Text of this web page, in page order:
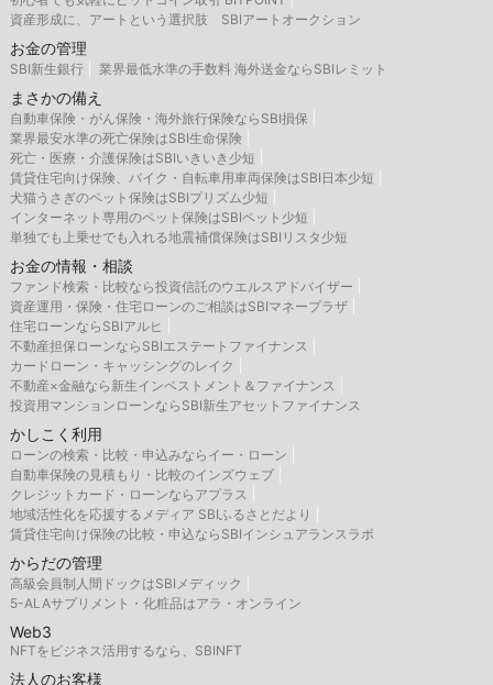
資産形成に、アートという選択肢 SBIアートオークション
お金の管理
SBI新生銀行 業界最低水準の手数料 海外送金ならSBIレミット
まさかの備え
自動車保険・がん保険・海外旅行保険ならSBI損保
業界最安水準の死亡保険はSBI生命保険
死亡・医療・介護保険はSBIいきいき少短
賃貸住宅向け保険、バイク・自転車用車両保険はSBI日本少短
犬猫うさぎのペット保険はSBIプリズム少短
インターネット専用のペット保険はSBIペット少短
単独でも上乗せでも入れる地震補償保険はSBIリスタ少短
お金の情報・相談
ファンド検索・比較なら投資信託のウエルスアドバイザー
資産運用・保険・住宅ローンのご相談はSBIマネープラザ
住宅ローンならSBIアルヒ
不動産担保ローンならSBIエステートファイナンス
カードローン・キャッシングのレイク
不動産×金融なら新生インベストメント＆ファイナンス
投資用マンションローンならSBI新生アセットファイナンス
かしこく利用
ローンの検索・比較・申込みならイー・ローン
自動車保険の見積もり・比較のインズウェブ
クレジットカード・ローンならアプラス
地域活性化を応援するメディア SBIふるさとだより
賃貸住宅向け保険の比較・申込ならSBIインシュアランスラボ
からだの管理
高級会員制人間ドックはSBIメディック
5-ALAサプリメント・化粧品はアラ・オンライン
Web3
NFTをビジネス活用するなら、SBINFT
法人のお客様